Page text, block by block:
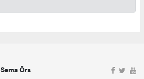
Sema Örs